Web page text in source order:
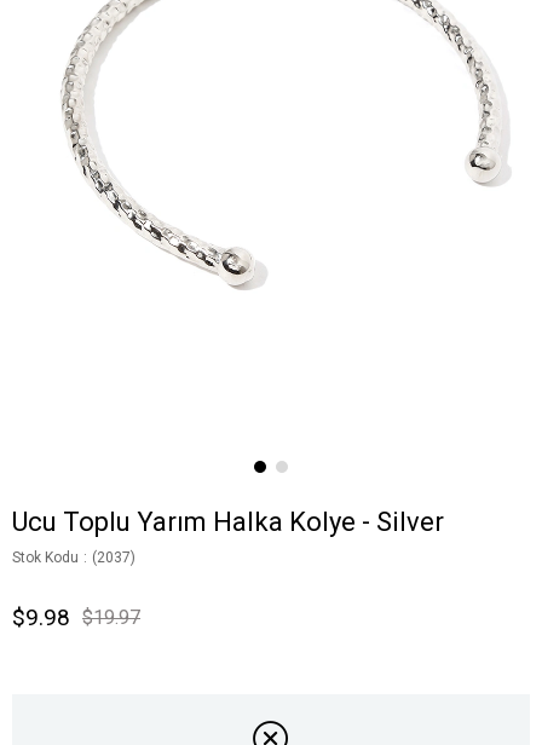
Ucu Toplu Yarım Halka Kolye - Silver
Stok Kodu (2037)
$19.97
$9.98